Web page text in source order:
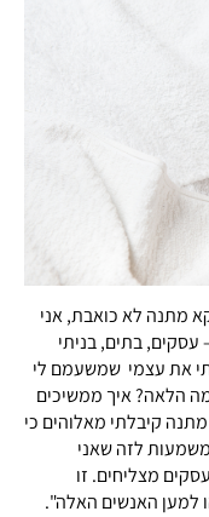
מתנה לא כואבת, אני
בתים, בניתי
את עצמי שמשעמם לי
הלאה? איך ממשיכים
קיבלתי מאלוהים כי
לזה שאני
מצליחים. זו
למען האנשים האלה".